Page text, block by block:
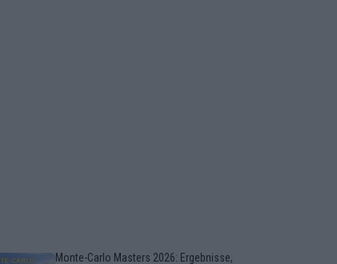
Monte-Carlo Masters 2026: Ergebnisse,